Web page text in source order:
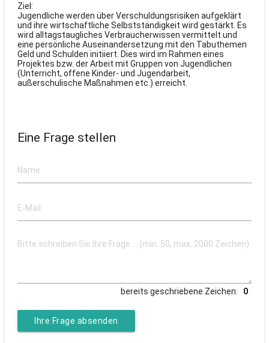
Ziel:
Jugendliche werden über Verschuldungsrisiken aufgeklärt
und ihre wirtschaftliche Selbstständigkeit wird gestärkt. Es
wird alltagstaugliches Verbraucherwissen vermittelt und
eine persönliche Auseinandersetzung mit den Tabuthemen
Geld und Schulden initiiert. Dies wird im Rahmen eines
Projektes bzw. der Arbeit mit Gruppen von Jugendlichen
(Unterricht, offene Kinder- und Jugendarbeit,
außerschulische Maßnahmen etc.) erreicht.
Eine Frage stellen
bereits geschriebene Zeichen:
Ihre Frage absenden